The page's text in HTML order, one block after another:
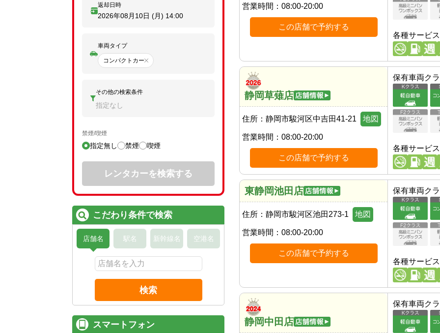
営業時間： 08:00-20:00
この店舗で予約する
各種サービス
静岡草薙店
住所： 静岡市駿河区中吉田41-21 地図
営業時間： 08:00-20:00
この店舗で予約する
保有車両ク
各種サービス
東静岡池田店
住所： 静岡市駿河区池田273-1 地図
営業時間： 08:00-20:00
この店舗で予約する
保有車両ク
各種サービス
静岡中田店
保有車両ク
返却日時
2026年08月10日 (月) 14:00
車両タイプ
コンパクトカー
その他の検索条件
指定なし
禁煙/喫煙
指定無し 禁煙 喫煙
レンタカーを検索する
こだわり条件で検索
店舗名 駅名 新幹線名 空港名
検索
スマートフォン